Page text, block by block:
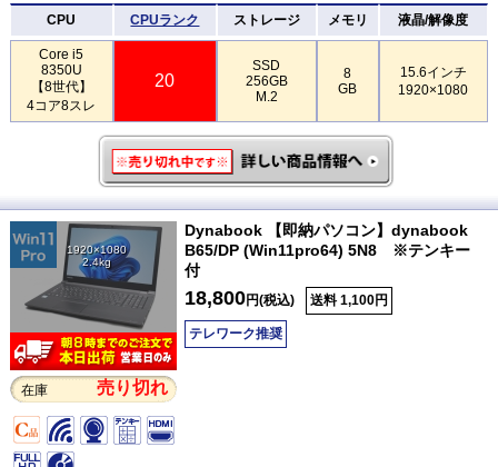
CPU CPUランク ストレージ メモリ 液晶/解像度
Core i5
8350U
【8世代】
4コア8スレ
20
SSD
256GB
M.2
8
GB
15.6インチ
1920×1080
1920×1080
2.4kg
在庫 売り切れ
Dynabook 【即納パソコン】dynabook
B65/DP (Win11pro64) 5N8 ※テンキー
付
18,800円(税込) 送料 1,100円
テレワーク推奨